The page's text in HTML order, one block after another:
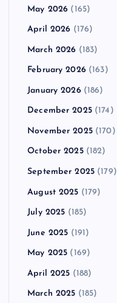
May 2026 (165)
April 2026 (176)
March 2026 (183)
February 2026(163)
January 2026(186)
December 2025(174)
November 2025(170)
October 2025(182)
September 2025 (179)
August 2025 (179)
July 2025 (185)
June 2025 (191)
May 2025 (169)
April 2025 (188)
March 2025 (185)